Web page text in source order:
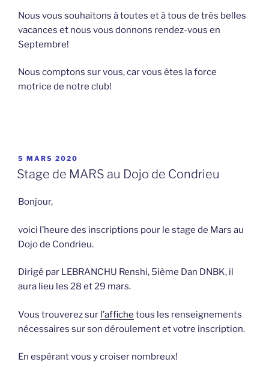
Nous vous souhaitons à toutes et à tous de très belles
vacances et nous vous donnons rendez-vous en
Septembre!
Nous comptons sur vous, car vous êtes la force
motrice de notre club!
PUBLIÉ
LE
5 MARS 2020
Stage de MARS au Dojo de Condrieu
Bonjour,
voici l’heure des inscriptions pour le stage de Mars au
Dojo de Condrieu.
Dirigé par LEBRANCHU Renshi, 5ième Dan DNBK, il
aura lieu les 28 et 29 mars.
Vous trouverez sur l’affiche tous les renseignements
nécessaires sur son déroulement et votre inscription.
En espérant vous y croiser nombreux!